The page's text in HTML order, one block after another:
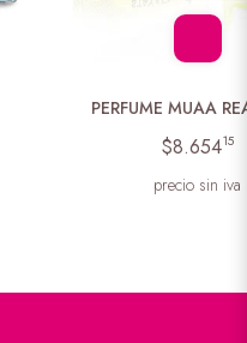
PERFUME MUAA
$8.65415
precio sin iva